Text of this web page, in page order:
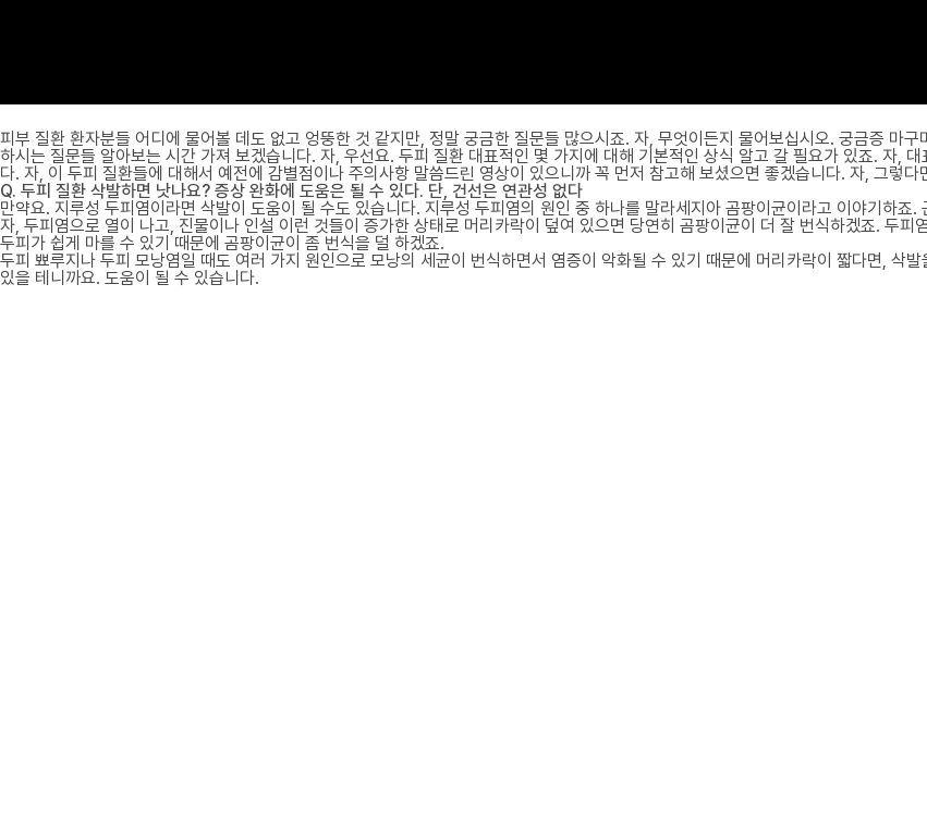
피부 질환 환자분들 어디에 물어볼 데도 없고 엉뚱한 것 같지만, 정말 궁금한 질문들 많으시죠. 자, 무엇이든지 물어보십시오. 궁금증 마
하시는 질문들 알아보는 시간 가져 보겠습니다. 자, 우선요. 두피 질환 대표적인 몇 가지에 대해 기본적인 상식 알고 갈 필요가 있죠. 자,
다. 자, 이 두피 질환들에 대해서 예전에 감별점이나 주의사항 말씀드린 영상이 있으니까 꼭 먼저 참고해 보셨으면 좋겠습니다. 자, 그렇
Q. 두피 질환 삭발하면 낫나요? 증상 완화에 도움은 될 수 있다. 단, 건선은 연관성 없다
만약요. 지루성 두피염이라면 삭발이 도움이 될 수도 있습니다. 지루성 두피염의 원인 중 하나를 말라세지아 곰팡이균이라고 이야기하
자, 두피염으로 열이 나고, 진물이나 인설 이런 것들이 증가한 상태로 머리카락이 덮여 있으면 당연히 곰팡이균이 더 잘 번식하겠죠. 두
두피가 쉽게 마를 수 있기 때문에 곰팡이균이 좀 번식을 덜 하겠죠.
두피 뾰루지나 두피 모낭염일 때도 여러 가지 원인으로 모낭의 세균이 번식하면서 염증이 악화될 수 있기 때문에 머리카락이 짧다면, 삭
있을 테니까요. 도움이 될 수 있습니다.